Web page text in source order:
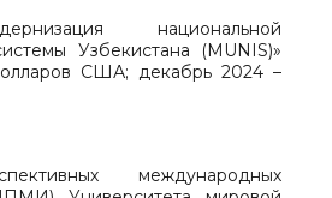
национальной
Узбекистана (MUNIS)»
США; декабрь 2024 –
международных